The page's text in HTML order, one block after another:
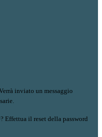
inviato un messaggio
Effettua il reset della password